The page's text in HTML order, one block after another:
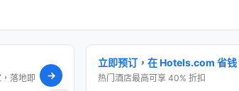
落地即
→
立即预订，在 Hotels.com 省钱
热门酒店最高可享 40% 折扣